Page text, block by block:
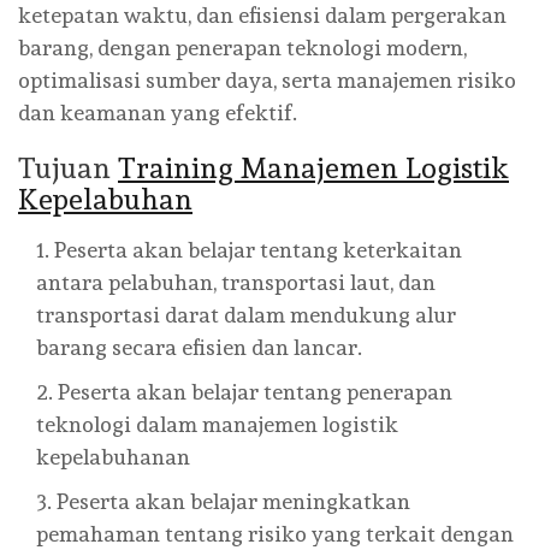
ketepatan waktu, dan efisiensi dalam pergerakan
barang, dengan penerapan teknologi modern,
optimalisasi sumber daya, serta manajemen risiko
dan keamanan yang efektif.
Tujuan Training Manajemen Logistik
Kepelabuhan
Peserta akan belajar tentang keterkaitan
antara pelabuhan, transportasi laut, dan
transportasi darat dalam mendukung alur
barang secara efisien dan lancar.
Peserta akan belajar tentang penerapan
teknologi dalam manajemen logistik
kepelabuhanan
Peserta akan belajar meningkatkan
pemahaman tentang risiko yang terkait dengan